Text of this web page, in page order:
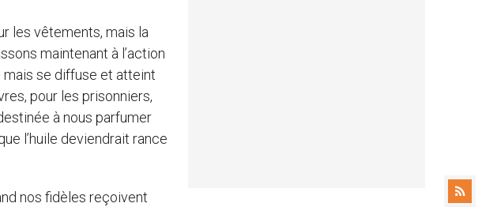
les vêtements, mais la
maintenant à l’action
mais se diffuse et atteint
pour les prisonniers,
à nous parfumer
l’huile deviendrait rance
nos fidèles reçoivent